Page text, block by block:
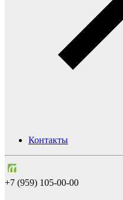
Контакты
+7 (959) 105-00-00